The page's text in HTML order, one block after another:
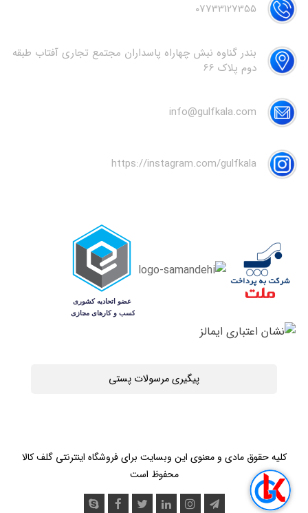
07733127355
بندر گناوه نبش چهاراه پاسداران مجتمع تجاری آفتاب طبقه
دوم پلاک 66
info@gulfkala.com
https://instagram.com/gulfkala
پیگیری مرسولات پستی
کلیه حقوق مادی و معنوی این وبسایت برای فروشگاه اینترنتی گلف کالا
محفوظ است